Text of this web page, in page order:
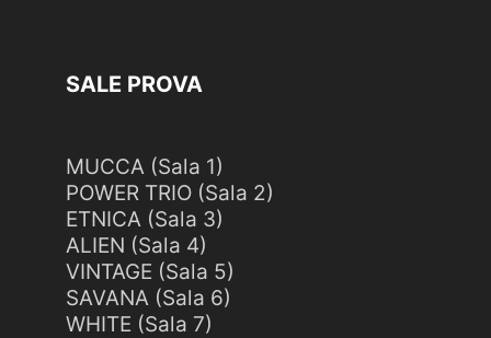
SALE PROVA
MUCCA (Sala 1)
POWER TRIO (Sala 2)
ETNICA (Sala 3)
ALIEN (Sala 4)
VINTAGE (Sala 5)
SAVANA (Sala 6)
WHITE (Sala 7)